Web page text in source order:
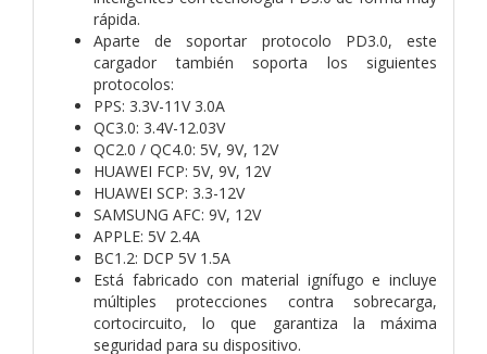
rápida.
Aparte de soportar protocolo PD3.0, este
cargador también soporta los siguientes
protocolos:
PPS: 3.3V-11V 3.0A
QC3.0: 3.4V-12.03V
QC2.0 / QC4.0: 5V, 9V, 12V
HUAWEI FCP: 5V, 9V, 12V
HUAWEI SCP: 3.3-12V
SAMSUNG AFC: 9V, 12V
APPLE: 5V 2.4A
BC1.2: DCP 5V 1.5A
Está fabricado con material ignífugo e incluye
múltiples protecciones contra sobrecarga,
cortocircuito, lo que garantiza la máxima
seguridad para su dispositivo.